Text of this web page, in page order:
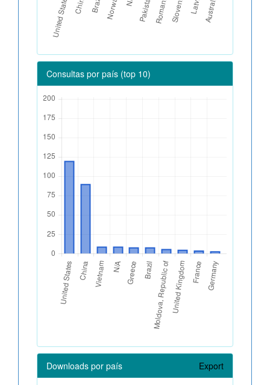
Consultas por país (top 10)
Downloads por país Export